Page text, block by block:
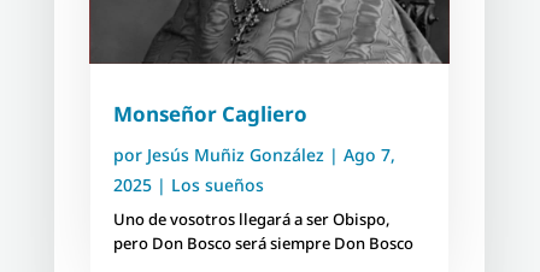
Monseñor Cagliero
por Jesús Muñiz González| Ago 7,
2025| Los sueños
Uno de vosotros llegará a ser Obispo,
pero Don Bosco será siempre Don Bosco